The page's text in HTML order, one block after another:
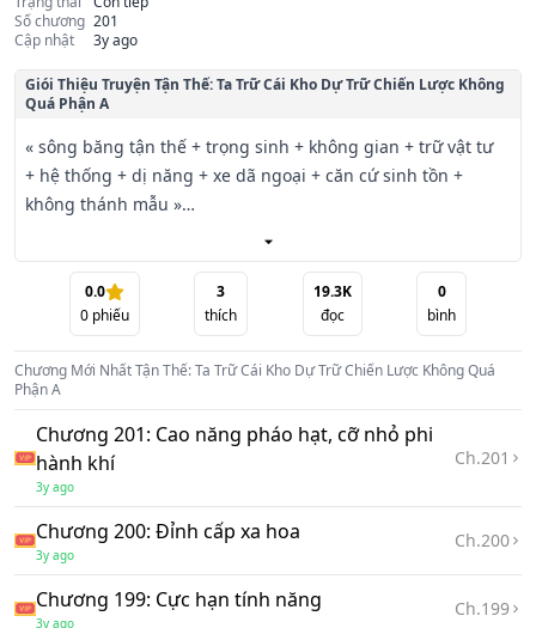
Số chương 201
Cập nhật
3y ago
Giói Thiệu Truyện Tận Thế: Ta Trữ Cái Kho Dự Trữ Chiến Lược Không
Quá Phận A
« sông băng tận thế + trọng sinh + không gian + trữ vật tư
+ hệ thống + dị năng + xe dã ngoại + căn cứ sinh tồn +
không thánh mẫu »
Hạ Dương tại băng phong tận thế giãy dụa sinh tồn hơn
một năm, thăm dò nào đó vật tư chiến lược kho dự trữ thì
tao ngộ nổ lớn, mang theo thứ nguyên không gian dị năng
cùng kho dự trữ chiến lược cùng một chỗ trọng sinh đến
tận thế hàng lâm trước một tháng.
Tận thế đúng hạn hàng lâm, Hạ Dương trọng sinh thì trước
mắt xuất hiện quỷ dị đếm ngược tan vỡ, hóa thành "Lang
thang hệ thống" .
Hệ thống đem mũi vung tay lên, nặng thẻ xe dã ngoại biến
thân di động căn cứ sinh tồn.
0.0
0phiếu
3
thích
19.3K
đọc
0
bình
Chương Mới NhấtTận Thế: Ta Trữ Cái Kho Dự Trữ Chiến Lược Không Quá
Phận A
Chương 201: Cao năng pháo hạt, cỡ nhỏ phi
hành khí
3y ago
Ch.201
Chương 200: Đỉnh cấp xa hoa
3y ago
Ch.200
Chương 199: Cực hạn tính năng
3y ago
Ch.199